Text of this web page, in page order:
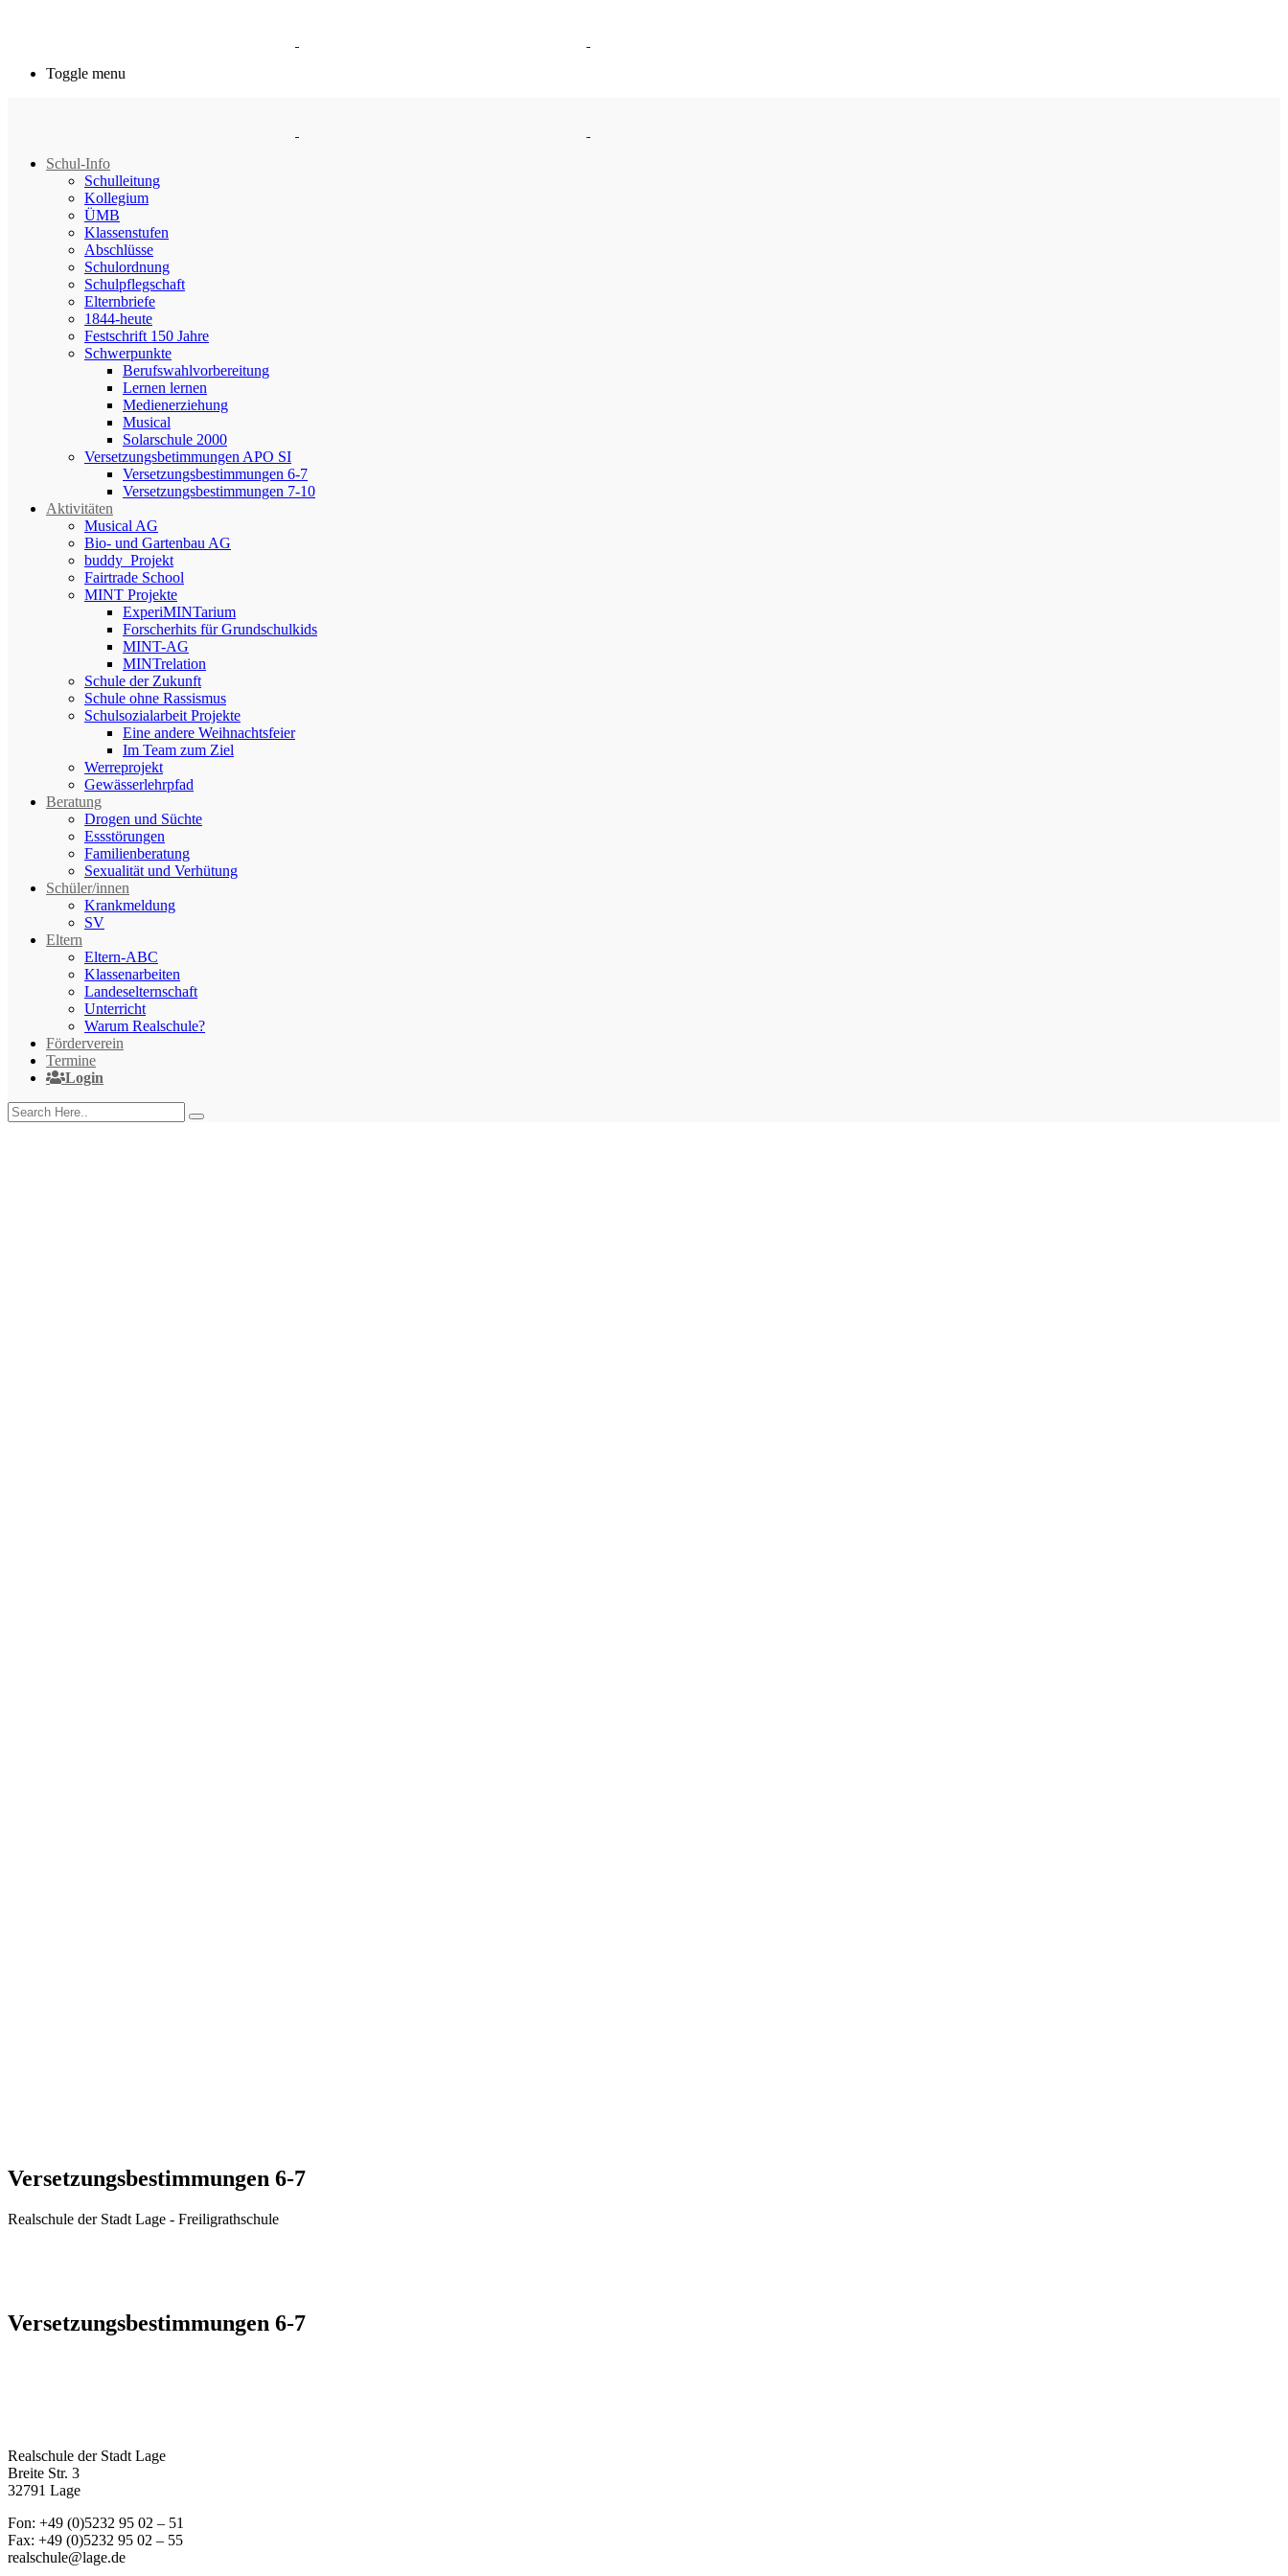
Toggle menu
Schul-Info
Schulleitung
Kollegium
ÜMB
Klassenstufen
Abschlüsse
Schulordnung
Schulpflegschaft
Elternbriefe
1844-heute
Festschrift 150 Jahre
Schwerpunkte
Berufswahlvorbereitung
Lernen lernen
Medienerziehung
Musical
Solarschule 2000
Versetzungsbetimmungen APO SI
Versetzungsbestimmungen 6-7
Versetzungsbestimmungen 7-10
Aktivitäten
Musical AG
Bio- und Gartenbau AG
buddy_Projekt
Fairtrade School
MINT Projekte
ExperiMINTarium
Forscherhits für Grundschulkids
MINT-AG
MINTrelation
Schule der Zukunft
Schule ohne Rassismus
Schulsozialarbeit Projekte
Eine andere Weihnachtsfeier
Im Team zum Ziel
Werreprojekt
Gewässerlehrpfad
Beratung
Drogen und Süchte
Essstörungen
Familienberatung
Sexualität und Verhütung
Schüler/innen
Krankmeldung
SV
Eltern
Eltern-ABC
Klassenarbeiten
Landeselternschaft
Unterricht
Warum Realschule?
Förderverein
Termine
Login
Versetzungsbestimmungen 6-7
Realschule der Stadt Lage - Freiligrathschule
Versetzungsbestimmungen 6-7
Realschule der Stadt Lage
Breite Str. 3
32791 Lage
Fon: +49 (0)5232 95 02 – 51
Fax: +49 (0)5232 95 02 – 55
realschule@lage.de